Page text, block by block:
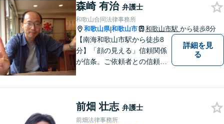
日・オンライン相談OK（要予
約）｜丁寧な報告とスピード
対応で安心をお届けします
森崎 有治 弁護士
和歌山合同法律事務所
和歌山県|和歌山市 和歌山市駅 から徒歩8分
【南海和歌山市駅から徒歩8
分】「顔の見える」信頼関係
が信条。ご依頼者との信頼関
な解決策を提案させていただ
きます。
詳細を見
る
前畑 壮志 弁護士
前畑法律事務所